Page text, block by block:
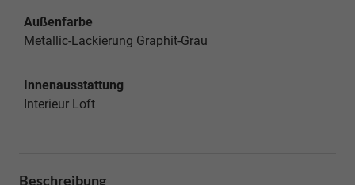
Außenfarbe
Metallic-Lackierung Graphit-Grau
Innenausstattung
Interieur Loft
Beschreibung